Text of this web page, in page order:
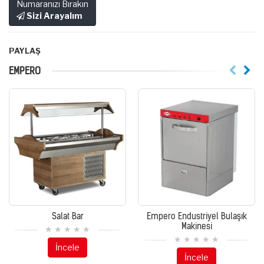
Numaranızı Bırakın
Sizi Arayalım
PAYLAŞ
EMPERO
Salat Bar
İncele
Empero Endustriyel Bulaşık
Makinesi
İncele